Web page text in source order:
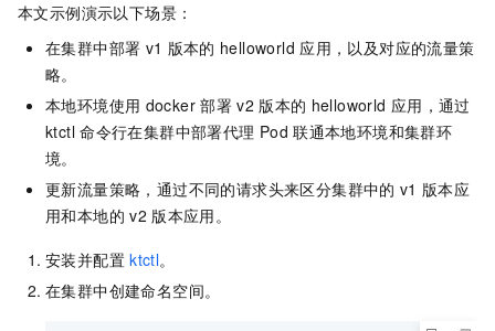
本文示例演示以下场景：
在集群中部署 v1 版本的 helloworld 应用，以及对应的流量策
略。
本地环境使用 docker 部署 v2 版本的 helloworld 应用，通过
ktctl 命令行在集群中部署代理 Pod 联通本地环境和集群环
境。
更新流量策略，通过不同的请求头来区分集群中的 v1 版本应
用和本地的 v2 版本应用。
安装并配置 ktctl。
在集群中创建命名空间。